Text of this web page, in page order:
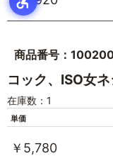
商品番号：
コック、ISO女
在庫数：1
単価
￥5,780